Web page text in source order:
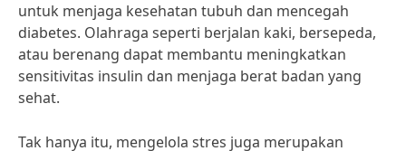
untuk menjaga kesehatan tubuh dan mencegah
diabetes. Olahraga seperti berjalan kaki, bersepeda,
atau berenang dapat membantu meningkatkan
sensitivitas insulin dan menjaga berat badan yang
sehat.
Tak hanya itu, mengelola stres juga merupakan